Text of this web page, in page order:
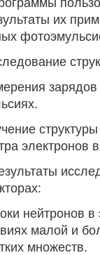
их
электронов
нейтронов
малой и
множеств.